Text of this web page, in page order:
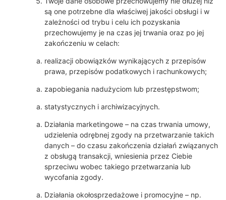
są one potrzebne dla właściwej jakości obsługi i w
zależności od trybu i celu ich pozyskania
przechowujemy je na czas jej trwania oraz po jej
zakończeniu w celach:
realizacji obowiązków wynikających z przepisów
prawa, przepisów podatkowych i rachunkowych;
zapobiegania nadużyciom lub przestępstwom;
statystycznych i archiwizacyjnych.
Działania marketingowe – na czas trwania umowy,
udzielenia odrębnej zgody na przetwarzanie takich
danych – do czasu zakończenia działań związanych
z obsługą transakcji, wniesienia przez Ciebie
sprzeciwu wobec takiego przetwarzania lub
wycofania zgody.
Działania okołosprzedażowe i promocyjne – np.